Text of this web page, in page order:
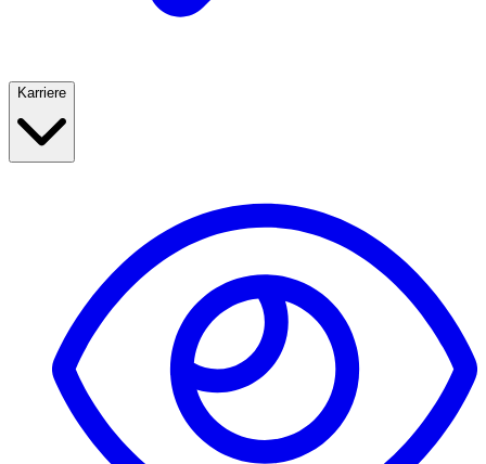
Karriere